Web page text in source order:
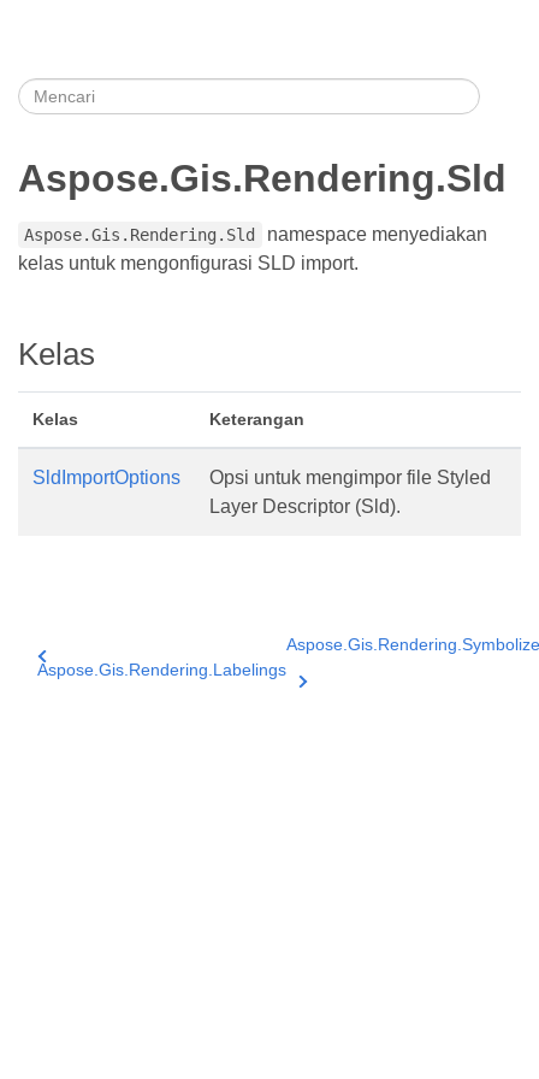
Aspose.Gis.Rendering.Sld
Aspose.Gis.Rendering.Sld
namespace menyediakan
kelas untuk mengonfigurasi SLD import.
Kelas
Kelas Keterangan
SldImportOptions
Opsi untuk mengimpor file Styled
Layer Descriptor (Sld).
Aspose.Gis.Rendering.Labelings